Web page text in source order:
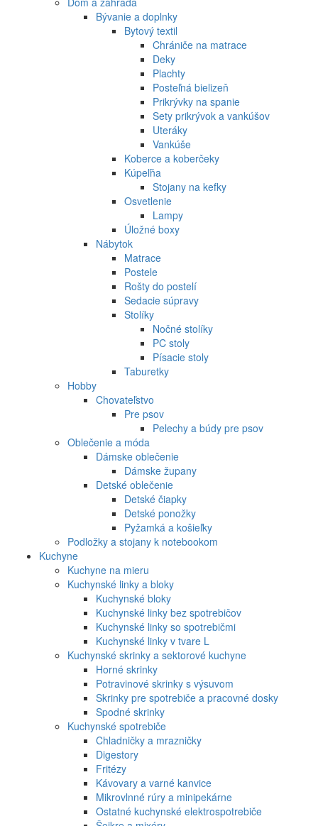
Bývanie a doplnky
Bytový textil
Chrániče na matrace
Deky
Plachty
Posteľná bielizeň
Prikrývky na spanie
Sety prikrývok a vankúšov
Uteráky
Vankúše
Koberce a koberčeky
Kúpeľňa
Stojany na kefky
Osvetlenie
Lampy
Úložné boxy
Nábytok
Matrace
Postele
Rošty do postelí
Sedacie súpravy
Stolíky
Nočné stolíky
PC stoly
Písacie stoly
Taburetky
Hobby
Chovateľstvo
Pre psov
Pelechy a búdy pre psov
Oblečenie a móda
Dámske oblečenie
Dámske župany
Detské oblečenie
Detské čiapky
Detské ponožky
Pyžamká a košieľky
Podložky a stojany k notebookom
Kuchyne
Kuchyne na mieru
Kuchynské linky a bloky
Kuchynské bloky
Kuchynské linky bez spotrebičov
Kuchynské linky so spotrebičmi
Kuchynské linky v tvare L
Kuchynské skrinky a sektorové kuchyne
Horné skrinky
Potravinové skrinky s výsuvom
Skrinky pre spotrebiče a pracovné dosky
Spodné skrinky
Kuchynské spotrebiče
Chladničky a mrazničky
Digestory
Fritézy
Kávovary a varné kanvice
Mikrovlnné rúry a minipekárne
Ostatné kuchynské elektrospotrebiče